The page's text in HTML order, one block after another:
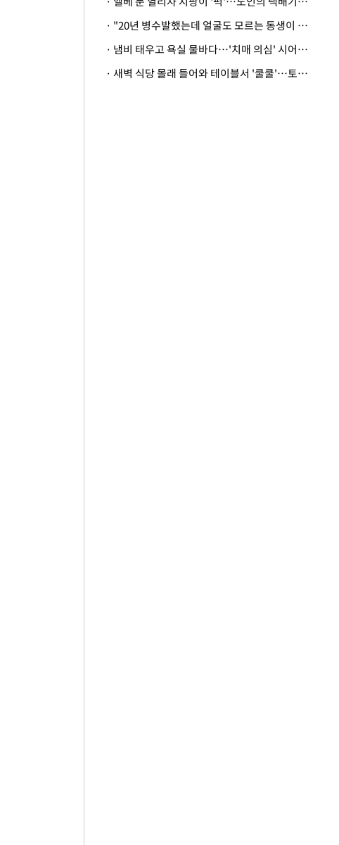
· "20년 병수발했는데 얼굴도 모르는 동생이 유산 절반을"…배다른 형제 상속권 있을까
· 냄비 태우고 욕실 물바다…'치매 의심' 시어머니 검사 권유했다가 '날벼락'
· 새벽 식당 몰래 들어와 테이블서 '쿨쿨'…토사물 남기고 사라진 남성